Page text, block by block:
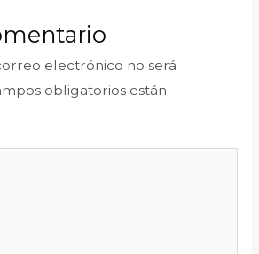
electrónico no será
obligatorios están